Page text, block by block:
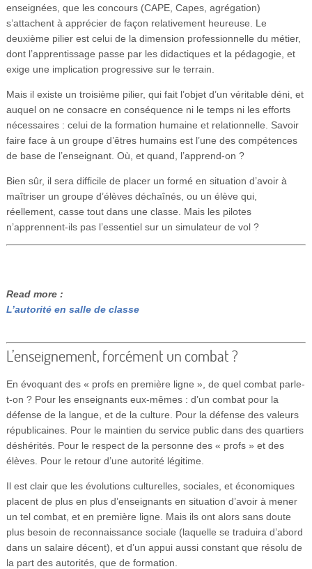
enseignées, que les concours (CAPE, Capes, agrégation)
s’attachent à apprécier de façon relativement heureuse. Le
deuxième pilier est celui de la dimension professionnelle du métier,
dont l’apprentissage passe par les didactiques et la pédagogie, et
exige une implication progressive sur le terrain.
Mais il existe un troisième pilier, qui fait l’objet d’un véritable déni, et
auquel on ne consacre en conséquence ni le temps ni les efforts
nécessaires : celui de la formation humaine et relationnelle. Savoir
faire face à un groupe d’êtres humains est l’une des compétences
de base de l’enseignant. Où, et quand, l’apprend-on ?
Bien sûr, il sera difficile de placer un formé en situation d’avoir à
maîtriser un groupe d’élèves déchaînés, ou un élève qui,
réellement, casse tout dans une classe. Mais les pilotes
n’apprennent-ils pas l’essentiel sur un simulateur de vol ?
Read more :
L’autorité en salle de classe
L’enseignement, forcément un combat ?
En évoquant des « profs en première ligne », de quel combat parle-
t-on ? Pour les enseignants eux-mêmes : d’un combat pour la
défense de la langue, et de la culture. Pour la défense des valeurs
républicaines. Pour le maintien du service public dans des quartiers
déshérités. Pour le respect de la personne des « profs » et des
élèves. Pour le retour d’une autorité légitime.
Il est clair que les évolutions culturelles, sociales, et économiques
placent de plus en plus d’enseignants en situation d’avoir à mener
un tel combat, et en première ligne. Mais ils ont alors sans doute
plus besoin de reconnaissance sociale (laquelle se traduira d’abord
dans un salaire décent), et d’un appui aussi constant que résolu de
la part des autorités, que de formation.